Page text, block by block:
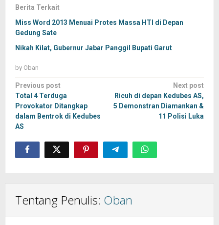
Berita Terkait
Miss Word 2013 Menuai Protes Massa HTI di Depan
Gedung Sate
Nikah Kilat, Gubernur Jabar Panggil Bupati Garut
by Oban
Post
navigation
Previous post
Total 4 Terduga
Provokator Ditangkap
dalam Bentrok di Kedubes
AS
Next post
Ricuh di depan Kedubes AS,
5 Demonstran Diamankan &
11 Polisi Luka
Tentang Penulis: Oban